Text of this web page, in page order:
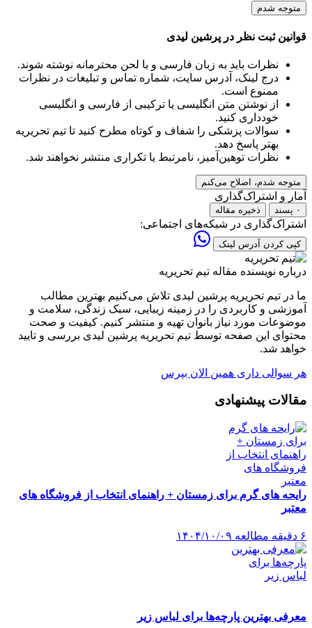
متوجه شدم
قوانین ثبت نظر در پرشین لیدی
نظرات باید به زبان فارسی و با لحن محترمانه نوشته شوند.
درج لینک، آدرس سایت، شماره تماس و تبلیغات در نظرات
ممنوع است.
از نوشتن متن انگلیسی یا ترکیبی از فارسی و انگلیسی
خودداری کنید.
سوالات پزشکی را شفاف و کوتاه مطرح کنید تا تیم تحریریه
بهتر پاسخ دهد.
نظرات توهین‌آمیز، نامرتبط یا تکراری منتشر نخواهند شد.
متوجه شدم، اصلاح می‌کنم
آمار و اشتراک‌گذاری
۰ پسند ذخیره مقاله
اشتراک‌گذاری در شبکه‌های اجتماعی:
کپی کردن آدرس لینک
درباره نویسنده مقاله تیم تحریریه
ما در تیم تحریریه پرشین لیدی تلاش می‌کنیم بهترین مطالب
آموزشی و کاربردی را در زمینه زیبایی، سبک زندگی، سلامت و
موضوعات مورد نیاز بانوان تهیه و منتشر کنیم. کیفیت و صحت
محتوای این صفحه توسط تیم تحریریه پرشین لیدی بررسی و تایید
خواهد شد.
هر سوالی داری همین الان بپرس
مقالات پیشنهادی
رایحه های گرم برای زمستان + راهنمای انتخاب از فروشگاه های
معتبر
۶ دقیقه مطالعه ۱۴۰۴/۱۰/۰۹
معرفی بهترین پارچه‌ها برای لباس زیر